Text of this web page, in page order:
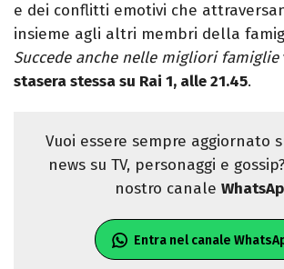
e dei conflitti emotivi che
insieme agli altri membri della
Succede anche nelle migliori famiglie
stasera stessa su Rai 1, alle 21.45.
Vuoi essere sempre aggiornato
news su TV, personaggi e
nostro canale
Entra nel canale